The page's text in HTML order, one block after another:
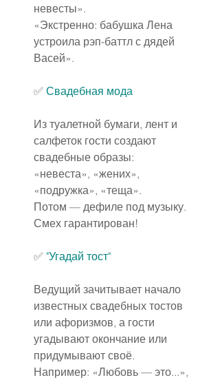
невесты».
«Экстренно: бабушка Лена
устроила рэп-баттл с дядей
Васей».
✅ Свадебная мода
Из туалетной бумаги, лент и
салфеток гости создают
свадебные образы:
«невеста», «жених»,
«подружка», «теща».
Потом — дефиле под музыку.
Смех гарантирован!
✅ "Угадай тост"
Ведущий зачитывает начало
известных свадебных тостов
или афоризмов, а гости
угадывают окончание или
придумывают своё.
Например: «Любовь — это...»,